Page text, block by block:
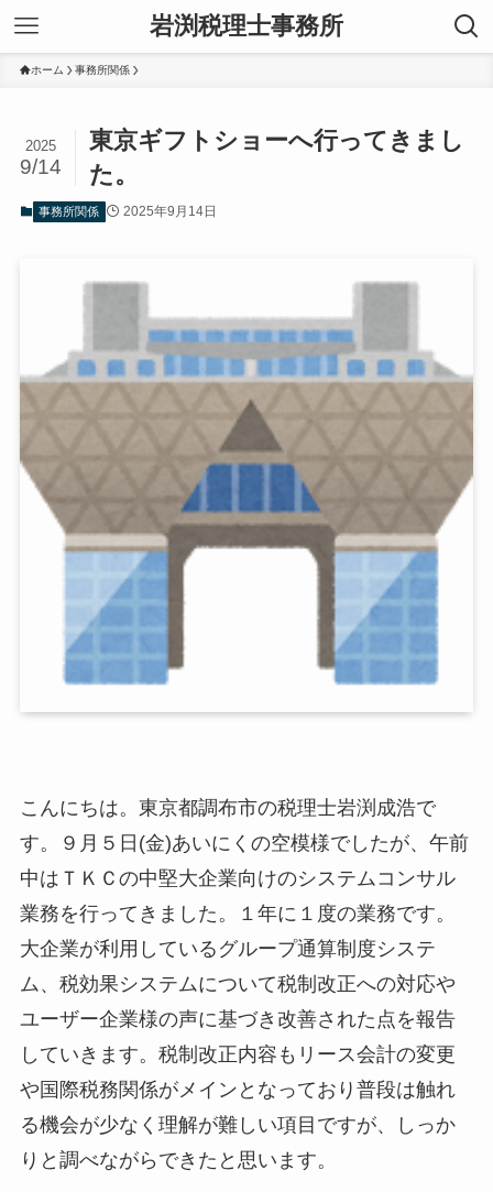
岩渕税理士事務所
ホーム 事務所関係
東京ギフトショーへ行ってきまし
た。
2025
9/14
事務所関係 2025年9月14日
こんにちは。東京都調布市の税理士岩渕成浩で
す。９月５日(金)あいにくの空模様でしたが、午前
中はＴＫＣの中堅大企業向けのシステムコンサル
業務を行ってきました。１年に１度の業務です。
大企業が利用しているグループ通算制度システ
ム、税効果システムについて税制改正への対応や
ユーザー企業様の声に基づき改善された点を報告
していきます。税制改正内容もリース会計の変更
や国際税務関係がメインとなっており普段は触れ
る機会が少なく理解が難しい項目ですが、しっか
りと調べながらできたと思います。